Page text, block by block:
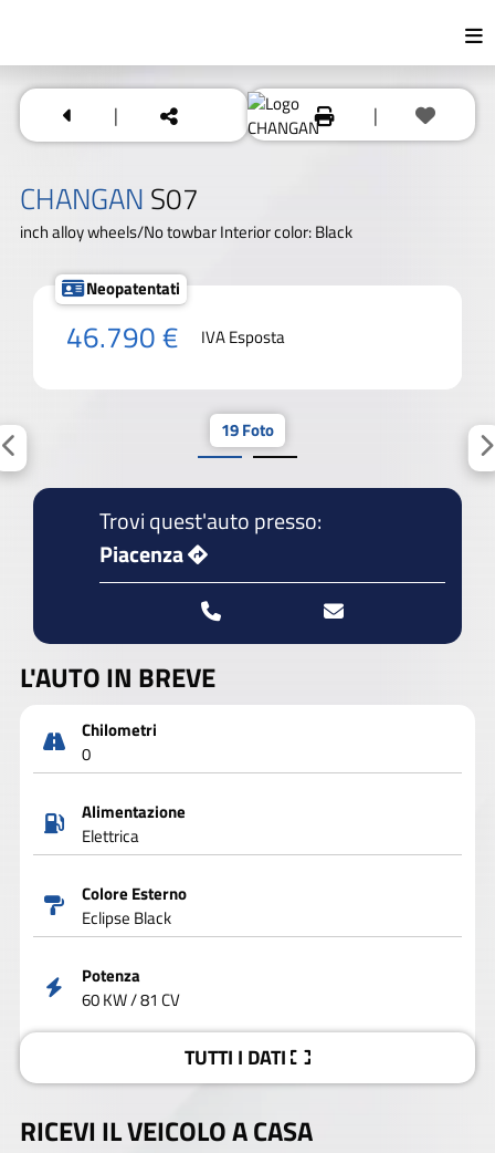
| |
CHANGAN S07
inch alloy wheels/No towbar Interior color: Black
Neopatentati
46.790 € IVA Esposta
19 Foto
Trovi quest'auto presso:
Piacenza
L'AUTO IN BREVE
Chilometri
0
Alimentazione
Elettrica
Colore Esterno
Eclipse Black
Potenza
60 KW / 81 CV
TUTTI I DATI
RICEVI IL VEICOLO A CASA